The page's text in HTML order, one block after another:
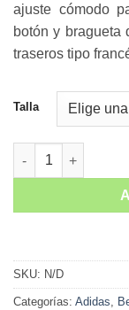
ajuste cómodo
botón y bragueta
traseros tipo
Talla
SHORT CUADROS
SKU: N/D
Categorías: Adidas,